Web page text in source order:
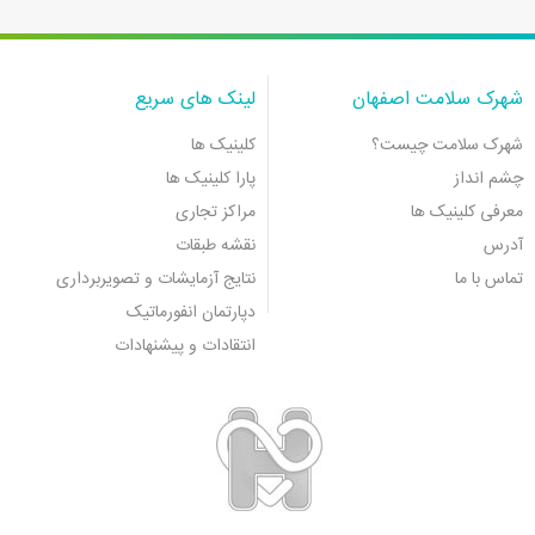
شهرک سلامت اصفهان
شهرک سلامت چیست؟
چشم انداز
معرفی کلینیک ها
آدرس
تماس با ما
لینک های سریع
کلینیک ها
پارا کلینیک ها
مراکز تجاری
نقشه طبقات
نتایج آزمایشات و تصویربرداری
دپارتمان انفورماتیک
انتقادات و پیشنهادات